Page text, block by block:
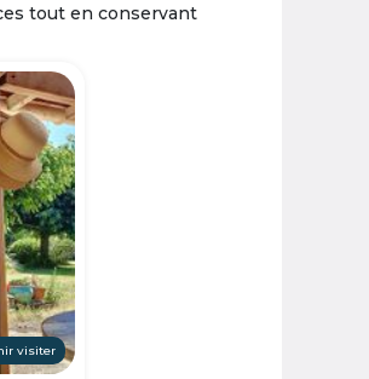
tout en conservant
visiter